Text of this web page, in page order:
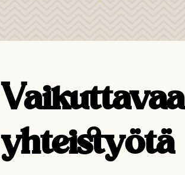
Vaikuttavaa
yhteistyötä